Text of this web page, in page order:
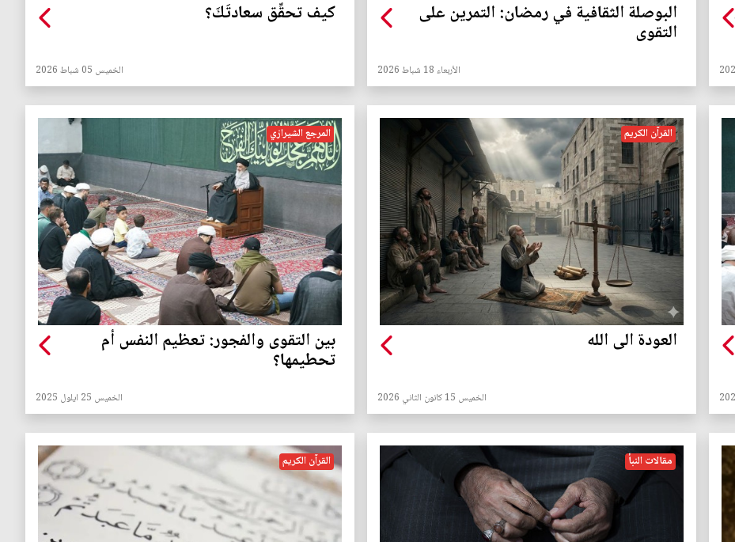
البوصلة الثقافية في رمضان: التمرين على
التقوى
الأربعاء 18 شباط 2026
كيف تحقِّق سعادتَكَ؟
الخميس 05 شباط 2026
القرآن الكريم
العودة الى الله
الخميس 15 كانون الثاني 2026
المرجع الشيرازي
بين التقوى والفجور: تعظيم النفس أم
تحطيمها؟
الخميس 25 ايلول 2025
مقالات النبأ القرآن الكريم